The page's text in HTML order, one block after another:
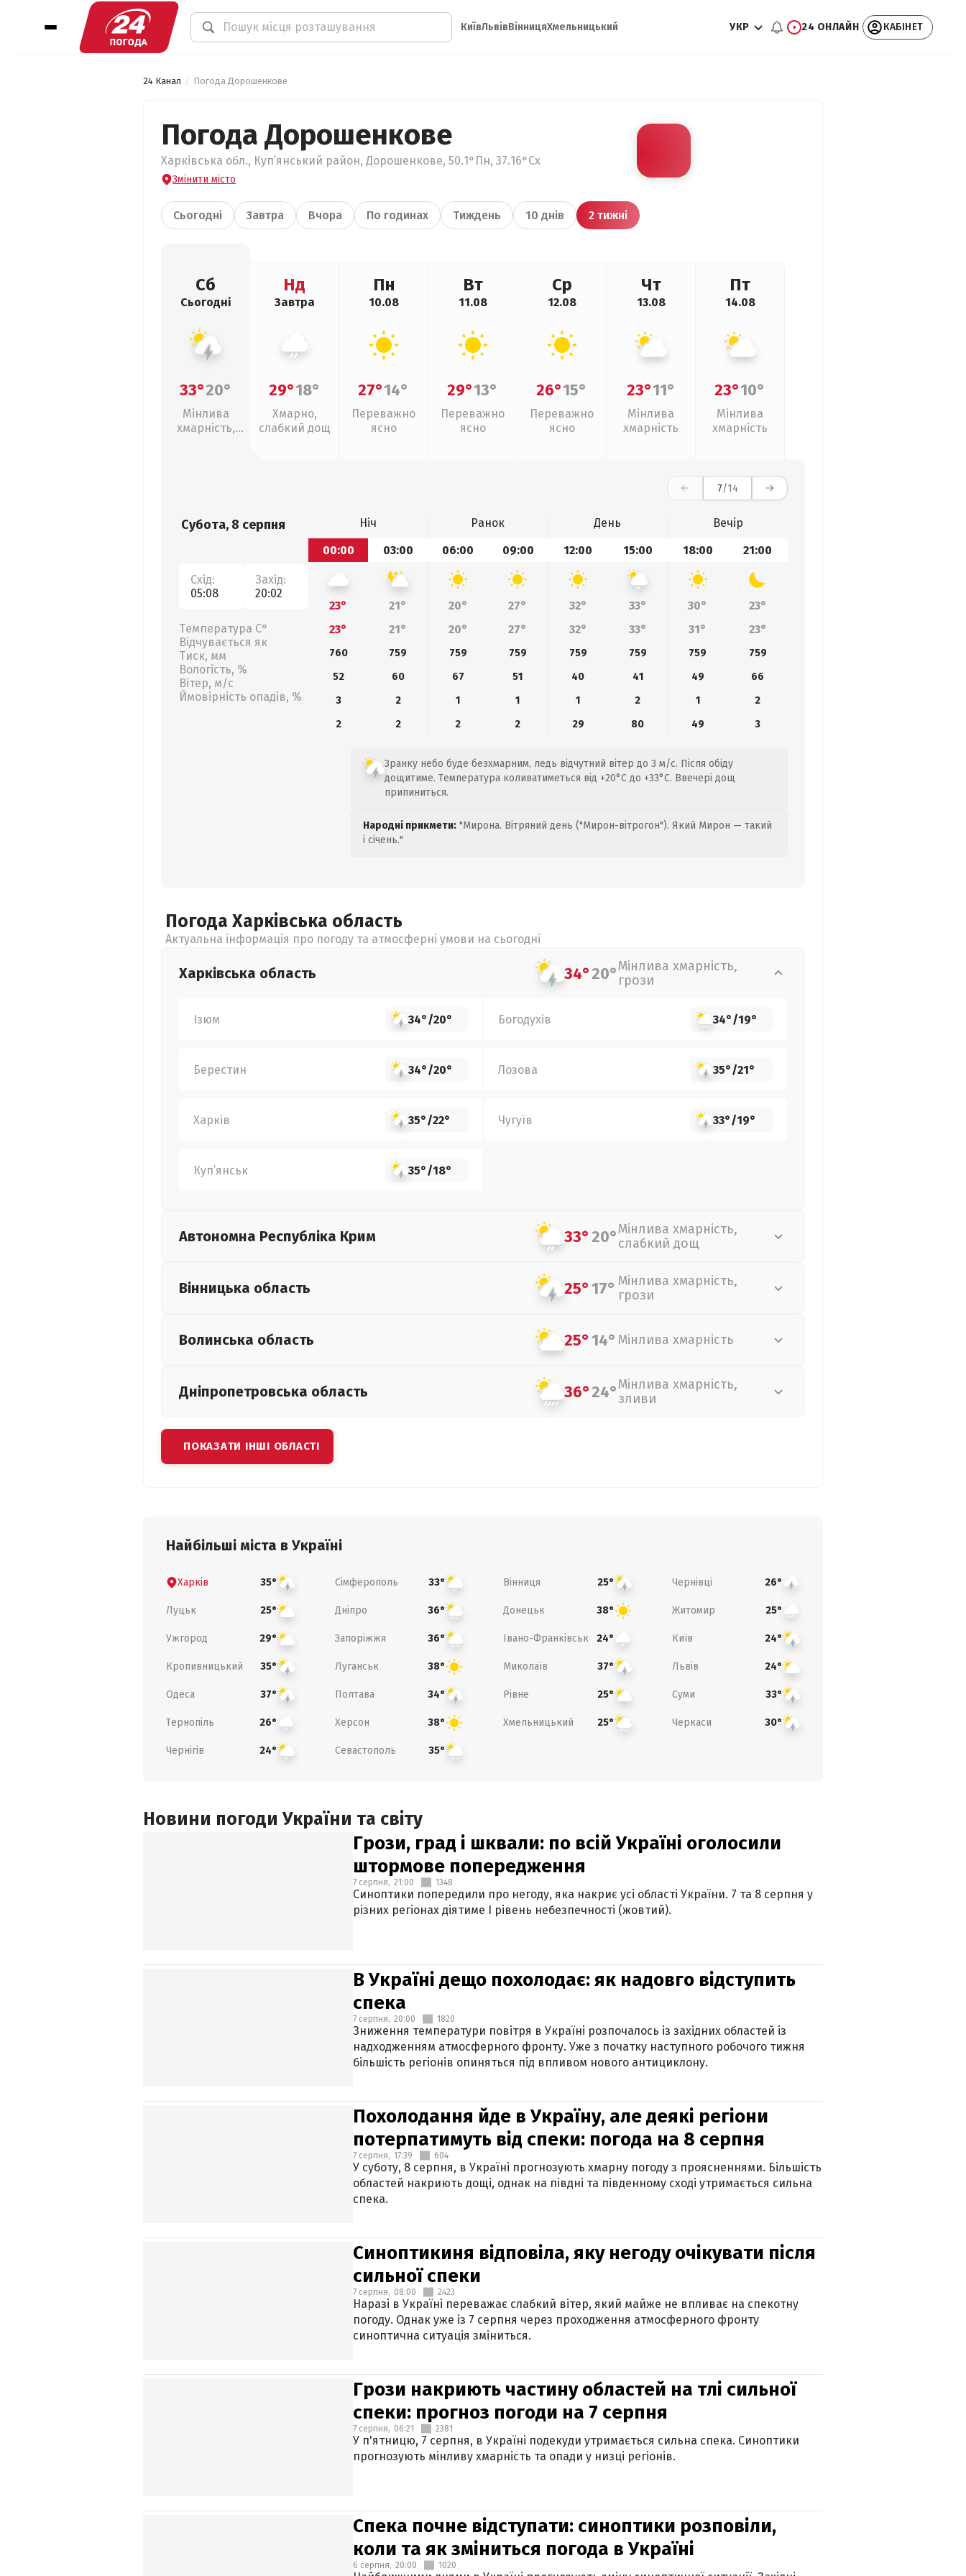
КиївЛьвівВінницяХмельницький УКР 24 ОНЛАЙН КАБІНЕТ
24 Канал Погода Дорошенкове
Погода Дорошенкове
Харківська обл., Куп’янський район, Дорошенкове, 50.1°Пн, 37.16°Сх
Змінити місто
Сьогодні Завтра Вчора По годинах Тиждень 10 днів 2 тижні
Сб
Сьогодні
33°20°
Мінлива
хмарність,
Нд
Завтра
29°18°
Хмарно,
слабкий дощ
Пн
10.08
27°14°
Переважно
ясно
Вт
11.08
29°13°
Переважно
ясно
Ср
12.08
26°15°
Переважно
ясно
Чт
13.08
23°11°
Мінлива
хмарність
Пт
14.08
23°10°
Мінлива
хмарність
7/14
Субота, 8 серпня
Схід:
05:08
Захід:
20:02
Температура С°
Відчувається як
Тиск, мм
Вологість, %
Вітер, м/с
Ймовірність опадів, %
Ніч Ранок День
Вечір
00:00
03:00 06:00 09:00 12:00 15:00 18:00 21:00
23° 21° 20° 27° 32° 33° 30°
23°
23°
21° 20° 27° 32° 33° 31° 23°
760 759 759 759 759 759 759
759
52
60 67 51 40 41 49
66
3
2 1 1 1 2 1
2
2
2 2 2 29 80 49 3
Зранку небо буде безхмарним, ледь відчутний вітер до 3 м/с. Після обіду
дощитиме. Температура коливатиметься від +20°C до +33°C. Ввечері дощ
припиниться.
Народні прикмети: "Мирона. Вітряний день ("Мирон-вітрогон"). Який Мирон — такий
і січень."
Погода Харківська область
Актуальна інформація про погоду та атмосферні умови на сьогодні
Харківська область 34°20°Мінлива хмарність,
грози
Ізюм 34°/20° Богодухів 34°/19°
Берестин 34°/20° Лозова 35°/21°
Харків 35°/22° Чугуїв 33°/19°
Куп’янськ 35°/18°
Автономна Республіка Крим 33°20°Мінлива хмарність,
слабкий дощ
Вінницька область 25°17° Мінлива хмарність,
грози
Волинська область 25°14° Мінлива хмарність
Дніпропетровська область 36°24°Мінлива хмарність,
зливи
ПОКАЗАТИ ІНШІ ОБЛАСТІ
Найбільші міста в Україні
Харків 35° Сімферополь 33° Вінниця 25° Чернівці 26°
Луцьк 25° Дніпро 36° Донецьк 38° Житомир 25°
Ужгород 29° Запоріжжя 36° Івано-Франківськ 24° Київ 24°
Кропивницький 35° Луганськ 38° Миколаїв 37° Львів 24°
Одеса 37° Полтава 34° Рівне 25° Суми 33°
Тернопіль 26° Херсон 38° Хмельницький 25° Черкаси 30°
Чернігів 24° Севастополь 35°
Новини погоди України та світу
Грози, град і шквали: по всій Україні оголосили
штормове попередження
7 серпня, 21:00 1348
Синоптики попередили про негоду, яка накриє усі області України. 7 та 8 серпня у
різних регіонах діятиме І рівень небезпечності (жовтий).
В Україні дещо похолодає: як надовго відступить
спека
7 серпня, 20:00 1820
Зниження температури повітря в Україні розпочалось із західних областей із
надходженням атмосферного фронту. Уже з початку наступного робочого тижня
більшість регіонів опиняться під впливом нового антициклону.
Похолодання йде в Україну, але деякі регіони
потерпатимуть від спеки: погода на 8 серпня
7 серпня, 17:39 604
У суботу, 8 серпня, в Україні прогнозують хмарну погоду з проясненнями. Більшість
областей накриють дощі, однак на півдні та південному сході утримається сильна
спека.
Синоптикиня відповіла, яку негоду очікувати після
сильної спеки
7 серпня, 08:00 2423
Наразі в Україні переважає слабкий вітер, який майже не впливає на спекотну
погоду. Однак уже із 7 серпня через проходження атмосферного фронту
синоптична ситуація зміниться.
Грози накриють частину областей на тлі сильної
спеки: прогноз погоди на 7 серпня
7 серпня, 06:21 2381
У п'ятницю, 7 серпня, в Україні подекуди утримається сильна спека. Синоптики
прогнозують мінливу хмарність та опади у низці регіонів.
Спека почне відступати: синоптики розповіли,
коли та як зміниться погода в Україні
6 серпня, 20:00 1020